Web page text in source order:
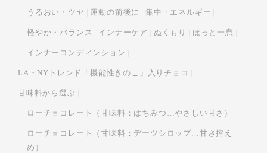
うるおい・ツヤ 運動の前後に 集中・エネルギー
軽やか・バランス インナーケア ぬくもり ほっと一息
インナーコンディンション
LA・NYトレンド「機能性きのこ」入りチョコ
甘味料から選ぶ
ローチョコレート（甘味料：はちみつ…やさしい甘さ）
ローチョコレート（甘味料：デーツシロップ…甘さ控え
め）